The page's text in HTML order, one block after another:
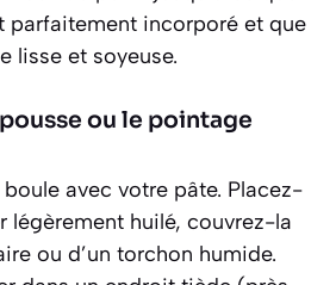
parfaitement incorporé et que
lisse et soyeuse.
ou le pointage
avec votre pâte. Placez-
légèrement huilé, couvrez-la
ou d’un torchon humide.